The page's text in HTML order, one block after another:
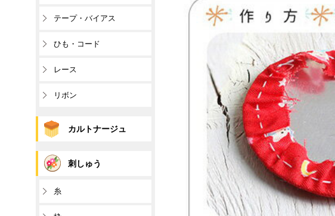
テープ・バイアス
ひも・コード
レース
リボン
カルトナージュ
刺しゅう
糸